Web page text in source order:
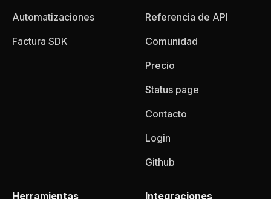
Automatizaciones
Factura SDK
Referencia de API
Comunidad
Precio
Status page
Contacto
Login
Github
Herramientas
Integraciones